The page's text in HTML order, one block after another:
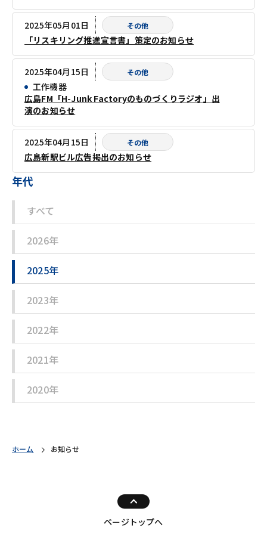
年代
すべて
2026年
2025年
2023年
2022年
2021年
2020年
2025年05月01日 その他
「リスキリング推進宣言書」策定のお知らせ
2025年04月15日 その他
工作機器
広島FM「H-Junk Factoryのものづくりラジオ」出
演のお知らせ
2025年04月15日 その他
広島新駅ビル広告掲出のお知らせ
ホーム お知らせ
ページトップへ